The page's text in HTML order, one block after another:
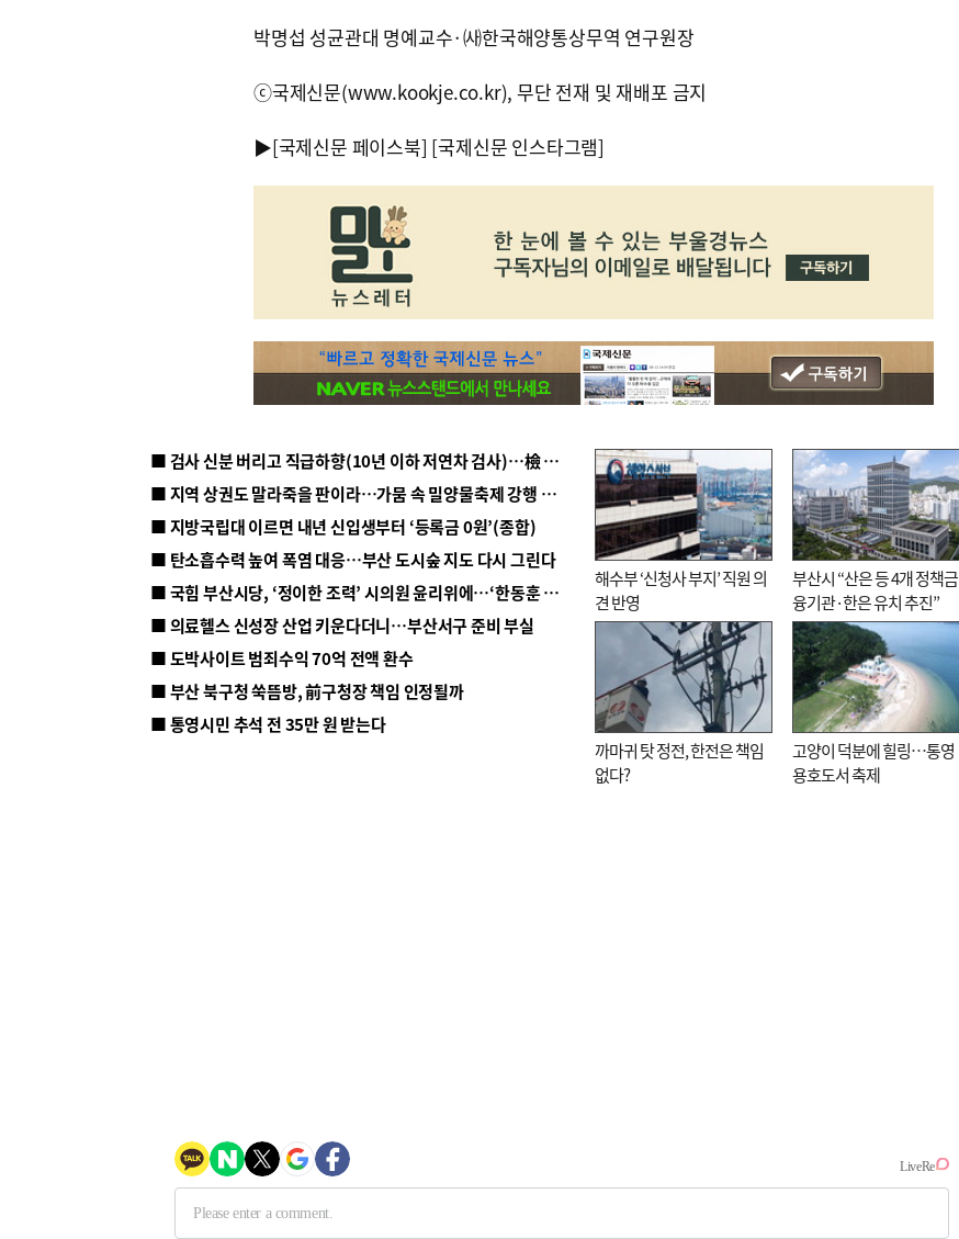
박명섭 성균관대 명예교수·㈔한국해양통상무역 연구원장
ⓒ국제신문(www.kookje.co.kr), 무단 전재 및 재배포 금지
▶[국제신문 페이스북] [국제신문 인스타그램]
■ 검사 신분 버리고 직급하향(10년 이하 저연차 검사)…檢 중수청행 기피
■ 지역 상권도 말라죽을 판이라…가뭄 속 밀양물축제 강행 논란
■ 지방국립대 이르면 내년 신입생부터 ‘등록금 0원’(종합)
■ 탄소흡수력 높여 폭염 대응…부산 도시숲 지도 다시 그린다
■ 국힘 부산시당, ‘정이한 조력’ 시의원 윤리위에…‘한동훈 지지’도 신고접수
■ 의료헬스 신성장 산업 키운다더니…부산서구 준비 부실
■ 도박사이트 범죄수익 70억 전액 환수
■ 부산 북구청 쑥뜸방, 前구청장 책임 인정될까
■ 통영시민 추석 전 35만 원 받는다
해수부 ‘신청사 부지’ 직원 의
견 반영
부산시 “산은 등 4개 정책금
융기관·한은 유치 추진”
까마귀 탓 정전, 한전은 책임
없다?
고양이 덕분에 힐링…통영
용호도서 축제